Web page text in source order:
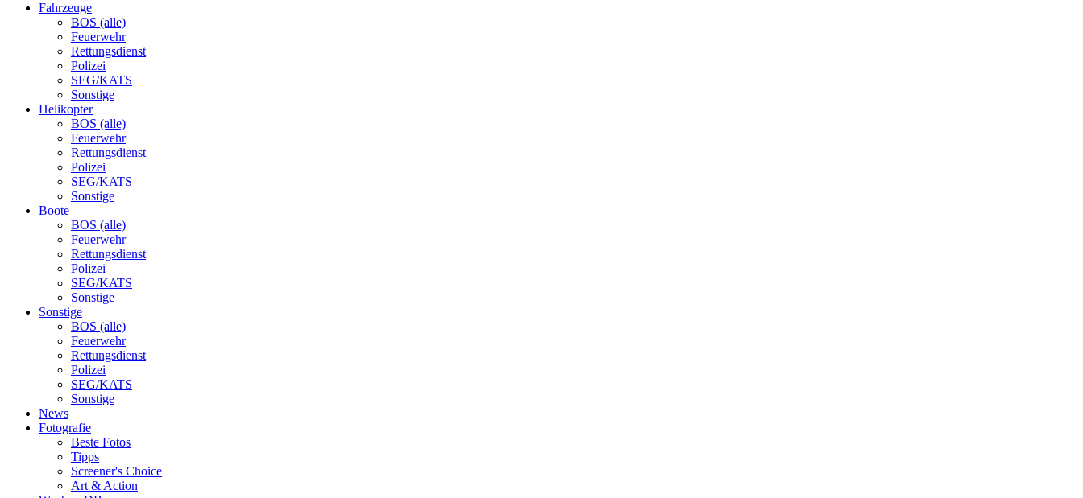
Fahrzeuge
BOS (alle)
Feuerwehr
Rettungsdienst
Polizei
SEG/KATS
Sonstige
Helikopter
BOS (alle)
Feuerwehr
Rettungsdienst
Polizei
SEG/KATS
Sonstige
Boote
BOS (alle)
Feuerwehr
Rettungsdienst
Polizei
SEG/KATS
Sonstige
Sonstige
BOS (alle)
Feuerwehr
Rettungsdienst
Polizei
SEG/KATS
Sonstige
News
Fotografie
Beste Fotos
Tipps
Screener's Choice
Art & Action